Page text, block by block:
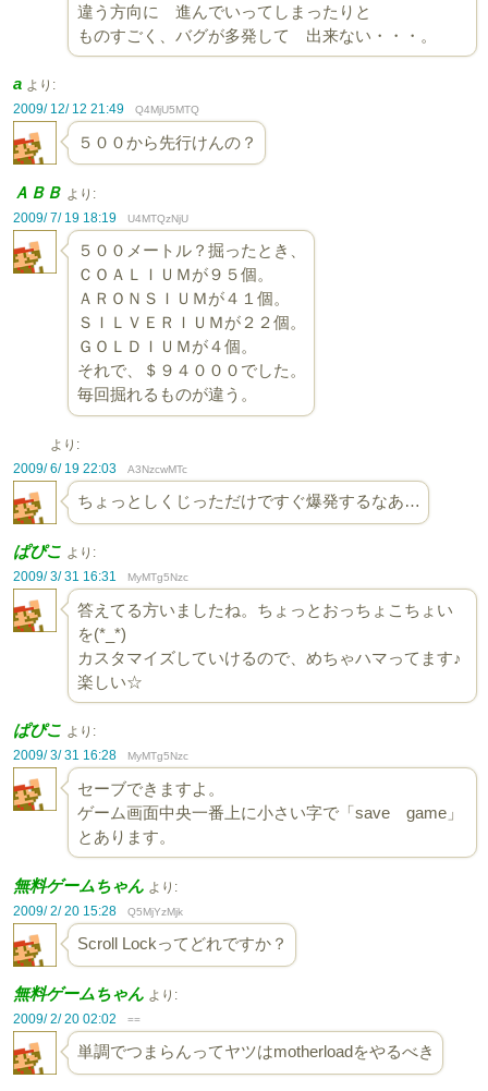
違う方向に 進んでいってしまったりと
ものすごく、バグが多発して 出来ない・・・。
a より:
2009/ 12/ 12 21:49
Q4MjU5MTQ
５００から先行けんの？
ＡＢＢ より:
2009/ 7/ 19 18:19
U4MTQzNjU
５００メートル？掘ったとき、
ＣＯＡＬＩＵＭが９５個。
ＡＲＯＮＳＩＵＭが４１個。
ＳＩＬＶＥＲＩＵＭが２２個。
ＧＯＬＤＩＵＭが４個。
それで、＄９４０００でした。
毎回掘れるものが違う。
より:
2009/ 6/ 19 22:03
A3NzcwMTc
ちょっとしくじっただけですぐ爆発するなあ…
ぱぴこ より:
2009/ 3/ 31 16:31
MyMTg5Nzc
答えてる方いましたね。ちょっとおっちょこちょい
を(*_*)
カスタマイズしていけるので、めちゃハマってます♪
楽しい☆
ぱぴこ より:
2009/ 3/ 31 16:28
MyMTg5Nzc
セーブできますよ。
ゲーム画面中央一番上に小さい字で「save game」
とあります。
無料ゲームちゃん より:
2009/ 2/ 20 15:28
Q5MjYzMjk
Scroll Lockってどれですか？
無料ゲームちゃん より:
2009/ 2/ 20 02:02
==
単調でつまらんってヤツはmotherloadをやるべき